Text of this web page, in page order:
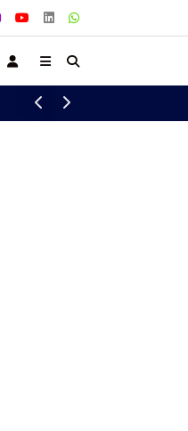
Yeri Kiralama İhalesi Başladı!